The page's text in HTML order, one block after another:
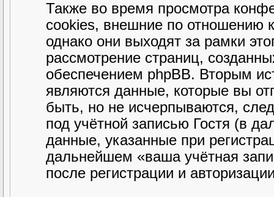
Также во время просмотра
cookies, внешние по отношению
однако они выходят за рамки
рассмотрение страниц,
обеспечением phpBB. Вторым
являются данные, которые вы
быть, но не исчерпываются,
под учётной записью Гостя (в
данные, указанные при
дальнейшем «ваша учётная
после регистрации и